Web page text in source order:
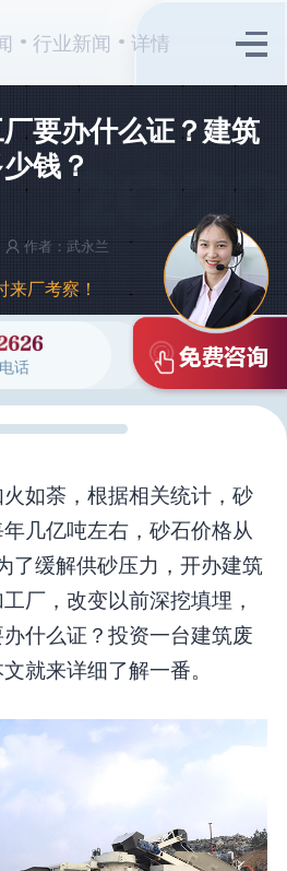
行业新闻 详情
要办什么证？建筑
钱？
作者：武永兰
厂考察！
话
如荼，根据相关统计，砂
几亿吨左右，砂石价格从
了缓解供砂压力，开办建筑
厂，改变以前深挖填埋，
什么证？投资一台建筑废
就来详细了解一番。